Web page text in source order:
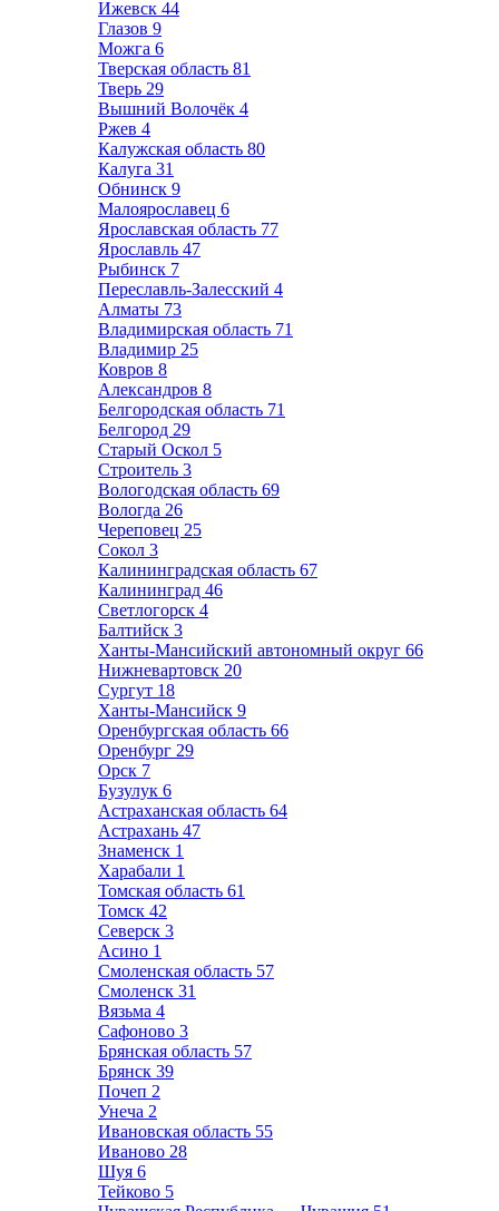
Ижевск 44
Глазов 9
Можга 6
Тверская область 81
Тверь 29
Вышний Волочёк 4
Ржев 4
Калужская область 80
Калуга 31
Обнинск 9
Малоярославец 6
Ярославская область 77
Ярославль 47
Рыбинск 7
Переславль-Залесский 4
Алматы 73
Владимирская область 71
Владимир 25
Ковров 8
Александров 8
Белгородская область 71
Белгород 29
Старый Оскол 5
Строитель 3
Вологодская область 69
Вологда 26
Череповец 25
Сокол 3
Калининградская область 67
Калининград 46
Светлогорск 4
Балтийск 3
Ханты-Мансийский автономный округ 66
Нижневартовск 20
Сургут 18
Ханты-Мансийск 9
Оренбургская область 66
Оренбург 29
Орск 7
Бузулук 6
Астраханская область 64
Астрахань 47
Знаменск 1
Харабали 1
Томская область 61
Томск 42
Северск 3
Асино 1
Смоленская область 57
Смоленск 31
Вязьма 4
Сафоново 3
Брянская область 57
Брянск 39
Почеп 2
Унеча 2
Ивановская область 55
Иваново 28
Шуя 6
Тейково 5